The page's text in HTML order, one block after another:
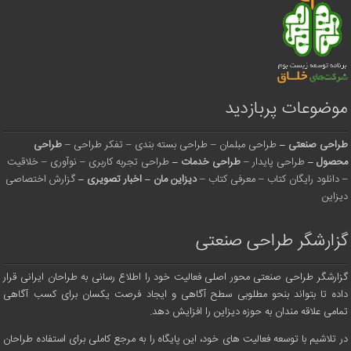
موضوعات پربازدید
طراحی صنعتی – طراحی مبلمان – طراحی بسته بندی – تفکر طراحی –طراحی
محصول– طراحی پایدار–طراحی خدمات – طراحی تجربه کاربری – نوآوری –خلاقیت
–دانلود رایگان کتاب –معرفی کتاب –دیزاین مان –اخبار تصویری –گزارش اختصاصی
دیزاین
گزارشگر طراحی صنعتی
گزارشگر طراحی صنعتی محور اصلی فعالیت خود را اطلاع رسانی به طراحان ایرانی قرار
داده تا بتواند بنحو مطلوبی سطح آگاهی و ایجاد فرصت یکسان برای کسب آگاهی
تمامی علاقه مندان به حوزه دیزاین را افزایش دهد.
در تلاشیم با توسعه فعالیت های خود، این پایگاه را به مرجع کاملی برای استفاده طراحان